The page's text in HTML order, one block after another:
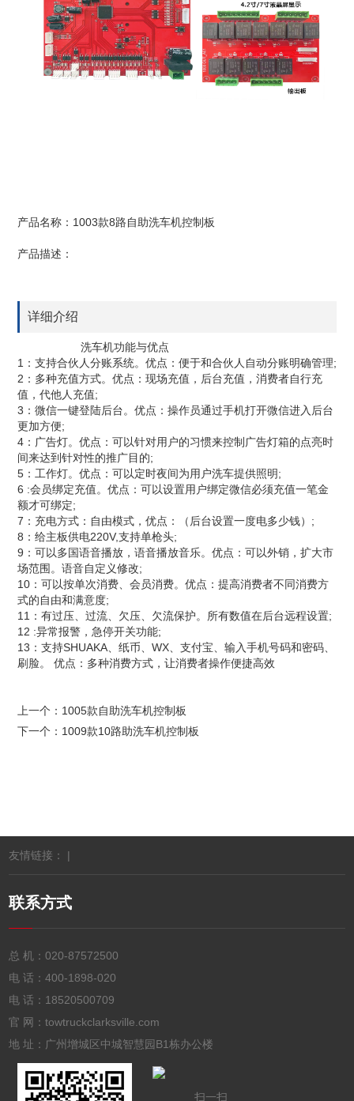
产品名称：1003款8路自助洗车机控制板
产品描述：
详细介绍
洗车机功能与优点
1：支持合伙人分账系统。优点：便于和合伙人自动分账明确管理;
2：多种充值方式。优点：现场充值，后台充值，消费者自行充
值，代他人充值;
3：微信一键登陆后台。优点：操作员通过手机打开微信进入后台
更加方便;
4：广告灯。优点：可以针对用户的习惯来控制广告灯箱的点亮时
间来达到针对性的推广目的;
5：工作灯。优点：可以定时夜间为用户洗车提供照明;
6 :会员绑定充值。优点：可以设置用户绑定微信必须充值一笔金
额才可绑定;
7：充电方式：自由模式，优点：（后台设置一度电多少钱）;
8：给主板供电220V,支持单枪头;
9：可以多国语音播放，语音播放音乐。优点：可以外销，扩大市
场范围。语音自定义修改;
10：可以按单次消费、会员消费。优点：提高消费者不同消费方
式的自由和满意度;
11：有过压、过流、欠压、欠流保护。所有数值在后台远程设置;
12 :异常报警，急停开关功能;
13：支持SHUAKA、纸币、WX、支付宝、输入手机号码和密码、
刷脸。 优点：多种消费方式，让消费者操作便捷高效
上一个： 1005款自助洗车机控制板
下一个： 1009款10路助洗车机控制板
友情链接： |
联系方式
总 机：020-87572500
电 话：400-1898-020
电 话： 18520500709
官 网：towtruckclarksville.com
地 址：广州增城区中城智慧园B1栋办公楼
扫一扫